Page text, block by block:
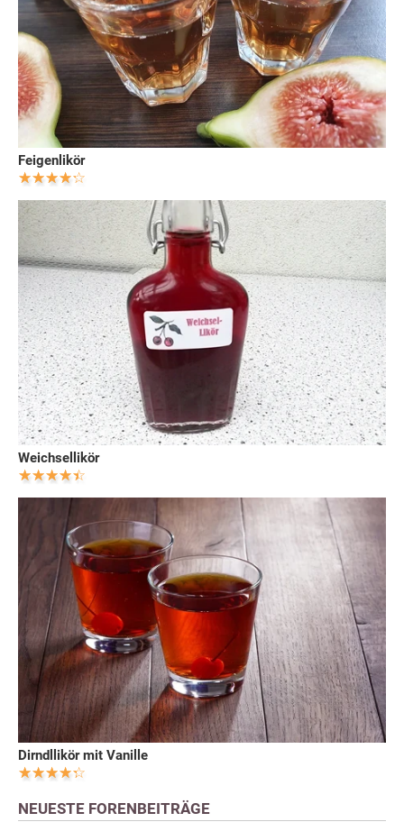
Feigenlikör
Weichsellikör
Dirndllikör mit Vanille
NEUESTE FORENBEITRÄGE